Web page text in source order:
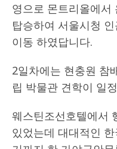
영으로 몬트리올에서
탑승하여 서울시청
이동 하였답니다.
2일차에는 현충원 참
립 박물관 견학이 일
웨스틴조선호텔에서
있었는데 대대적인